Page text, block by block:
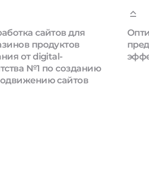
сайтов для
продуктов
от digital-
№1 по созданию
сайтов